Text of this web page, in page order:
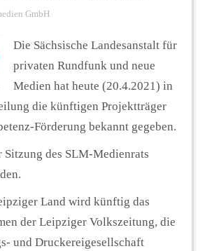
Unterstützen
GmbH
Die Sächsische Landesanstalt für
privaten Rundfunk und neue
Medien hat heute (20.4.2021) in
die künftigen Projektträger
Förderung bekannt gegeben.
Sitzung des SLM-Medienrats
Land wird künftig das
der Leipziger Volkszeitung, die
und Druckereigesellschaft